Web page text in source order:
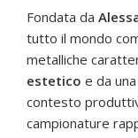
Fondata da
tutto il mondo
metalliche
estetico e da
contesto
campionature